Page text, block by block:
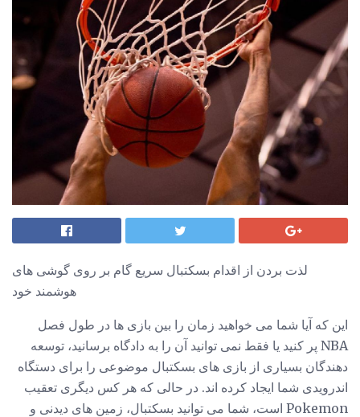
لذت بردن از اقدام بسکتبال سریع گام بر روی گوشی های
هوشمند خود
این که آیا شما می خواهید زمان را بین بازی ها در طول فصل
NBA پر کنید یا فقط نمی توانید آن را به دادگاه برسانید، توسعه
دهندگان بسیاری از بازی های بسکتبال موضوعی را برای دستگاه
اندرویدی شما ایجاد کرده اند. در حالی که هر کس دیگری تعقیب
Pokemon است، شما می توانید بسکتبال، زمین های دیدنی و